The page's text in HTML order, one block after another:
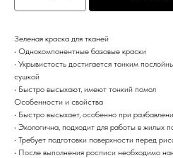
Зеленая краска для тканей
• Однокомпонентные базовые краски
• Укрывистость достигается тонким
сушкой
• Быстро высыхают, имеют тонкий помол
Особенности и свойства
• Быстро высыхает, особенно при
• Экологична, подходит для работы в жилых
• Требует подготовки поверхности перед
• После выполнения росписи необходимо